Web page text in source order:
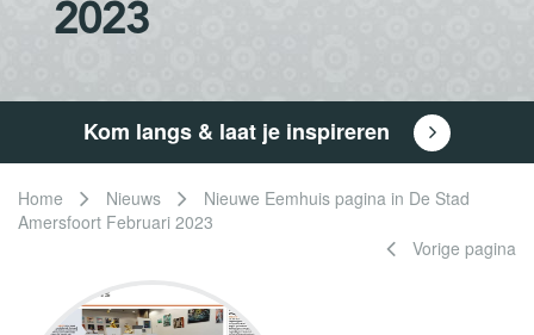
2023
Kom langs & laat je inspireren
Home Nieuws
Nieuwe Eemhuis pagina in De Stad
Amersfoort Februari 2023
Vorige pagina